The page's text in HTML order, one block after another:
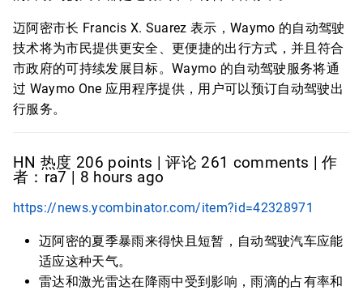
迈阿密市长 Francis X. Suarez 表示，Waymo 的自动驾驶
技术将为市民提供更安全、更便捷的出行方式，并且符合
市政府的可持续发展目标。Waymo 的自动驾驶服务将通
过 Waymo One 应用程序提供，用户可以预订自动驾驶出
行服务。
HN 热度 206 points | 评论 261 comments | 作
者：ra7 | 8 hours ago
https://news.ycombinator.com/item?id=42328971
迈阿密的夏季暴雨来得快且短暂，自动驾驶汽车应能
适应这种天气。
雷达和激光雷达在降雨中受到影响，雨滴的占有率和